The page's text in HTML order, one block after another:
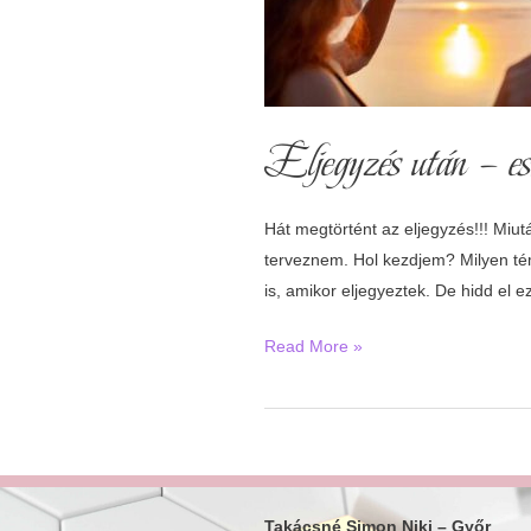
Eljegyzés után –
Hát megtörtént az eljegyzés!!!
terveznem. Hol kezdjem? Milyen
is, amikor eljegyeztek. De hidd el
Eljegyzés
–
Read More »
Takácsné Simon Niki – Győr